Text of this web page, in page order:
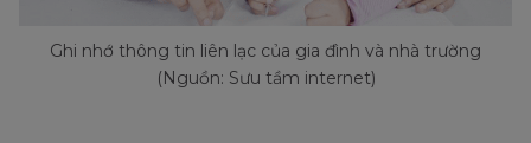
Ghi nhớ thông tin liên lạc của gia đình và nhà trường
(Nguồn: Sưu tầm internet)